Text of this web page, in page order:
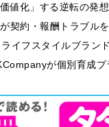
値化」する逆転の発
契約・報酬トラブ
イフスタイルブラン
が個別育成